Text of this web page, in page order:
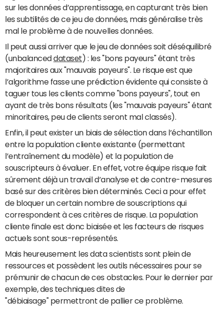
sur les données d’apprentissage, en capturant très bien
les subtilités de ce jeu de données, mais généralise très
mal le problème à de nouvelles données.
Il peut aussi arriver que le jeu de données soit déséquilibré
(unbalanceddataset ) : les "bons payeurs" étant très
majoritaires aux "mauvais payeurs". Le risque est que
l’algorithme fasse une prédiction évidente qui consiste à
taguer tous les clients comme "bons payeurs", tout en
ayant de très bons résultats (les "mauvais payeurs" étant
minoritaires, peu de clients seront mal classés).
Enfin, il peut exister un biais de sélection dans l’échantillon
entre la population cliente existante (permettant
l’entraînement du modèle) et la population de
souscripteurs à évaluer. En effet, votre équipe risque fait
sûrement déjà un travail d’analyse et de contre-mesures
basé sur des critères bien déterminés. Ceci a pour effet
de bloquer un certain nombre de souscriptions qui
correspondent à ces critères de risque. La population
cliente finale est donc biaisée et les facteurs de risques
actuels sont sous-représentés.
Mais heureusement les data scientists sont plein de
ressources et possèdent les outils nécessaires pour se
prémunir de chacun de ces obstacles. Pour le dernier par
exemple, des techniques dites de
"débiaisage" permettront de pallier ce problème.